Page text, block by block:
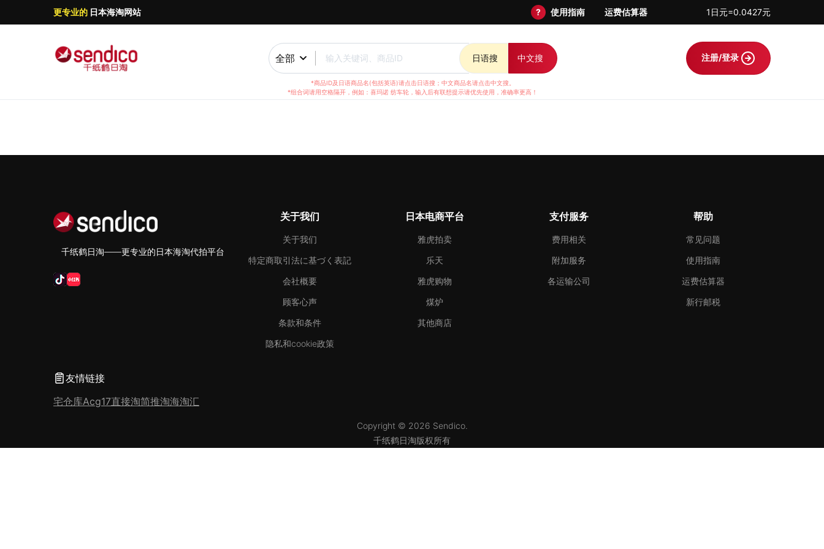
更专业的 日本海淘网站 ? 使用指南 运费估算器 1日元=0.0427元
全部 输入关键词、商品ID 日语搜 中文搜
*商品ID及日语商品名(包括英语)请点击日语搜；中文商品名请点击中文搜。
*组合词请用空格隔开，例如：喜玛诺 纺车轮，输入后有联想提示请优先使用，准确率更高！
注册/登录
千纸鹤日淘——更专业的日本海淘代拍平台
关于我们
关于我们
特定商取引法に基づく表記
会社概要
顾客心声
条款和条件
隐私和cookie政策
日本电商平台
雅虎拍卖
乐天
雅虎购物
煤炉
其他商店
支付服务
费用相关
附加服务
各运输公司
帮助
常见问题
使用指南
运费估算器
新行邮税
友情链接
宅仓库Acg17直接淘简推淘海淘汇
Copyright © 2026 Sendico.
千纸鹤日淘版权所有